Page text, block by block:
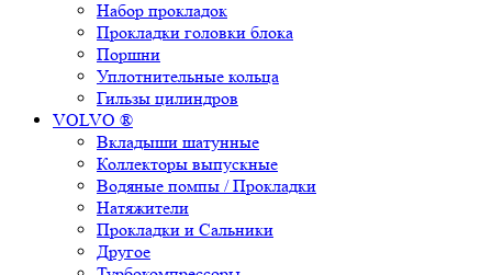
Набор прокладок
Прокладки головки блока
Поршни
Уплотнительные кольца
Гильзы цилиндров
VOLVO ®
Вкладыши шатунные
Коллекторы выпускные
Водяные помпы / Прокладки
Натяжители
Прокладки и Сальники
Другое